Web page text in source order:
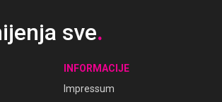
sve.
INFORMACIJE
Impressum